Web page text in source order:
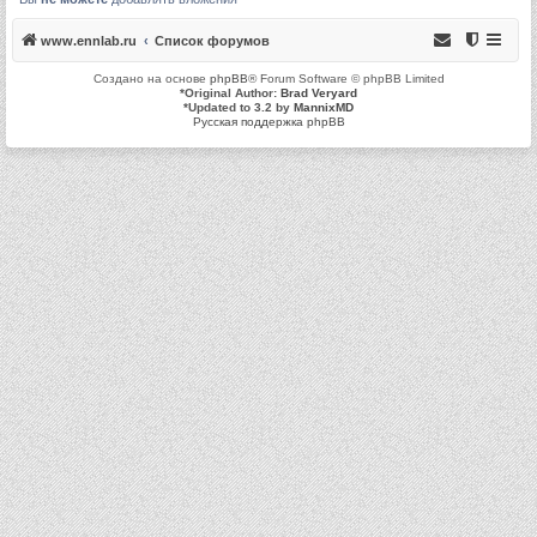
www.ennlab.ru Список форумов
Создано на основе phpBB® Forum Software © phpBB Limited
*Original Author: Brad Veryard
*Updated to 3.2 by MannixMD
Русская поддержка phpBB